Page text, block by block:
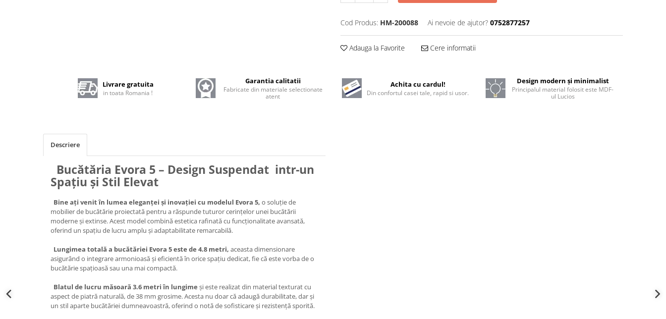
Cod Produs: HM-200088 Ai nevoie de ajutor? 0752877257
Adauga la Favorite Cere informatii
Livrare gratuita
in toata Romania !
Garantia calitatii
Fabricate din materiale selectionate
atent
Achita cu cardul!
Din confortul casei tale, rapid si usor.
Design modern și minimalist
Principalul material folosit este MDF-
ul Lucios
Descriere
Bucătăria Evora 5 – Design Suspendat intr-un
Spațiu și Stil Elevat
Bine ați venit în lumea eleganței și inovației cu modelul Evora 5, o soluție de
mobilier de bucătărie proiectată pentru a răspunde tuturor cerințelor unei bucătării
moderne și extinse. Acest model combină estetica rafinată cu funcționalitate avansată,
oferind un spațiu de lucru amplu și adaptabilitate remarcabilă.
Lungimea totală a bucătăriei Evora 5 este de 4.8 metri, aceasta dimensionare
asigurând o integrare armonioasă și eficientă în orice spațiu dedicat, fie că este vorba de o
bucătărie spațioasă sau una mai compactă.
Blatul de lucru măsoară 3.6 metri în lungime și este realizat din material texturat cu
aspect de piatră naturală, de 38 mm grosime. Acesta nu doar că adaugă durabilitate, dar și
un stil aparte bucătăriei dumneavoastră, oferind o notă de sofisticare și rezistență sporită.